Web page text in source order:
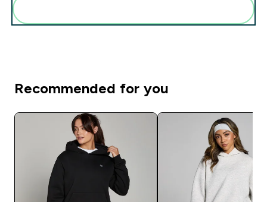
Recommended for you